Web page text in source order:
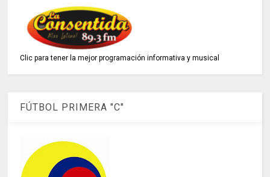
Clic para tener la mejor programación informativa y musical
FÚTBOL PRIMERA "C"